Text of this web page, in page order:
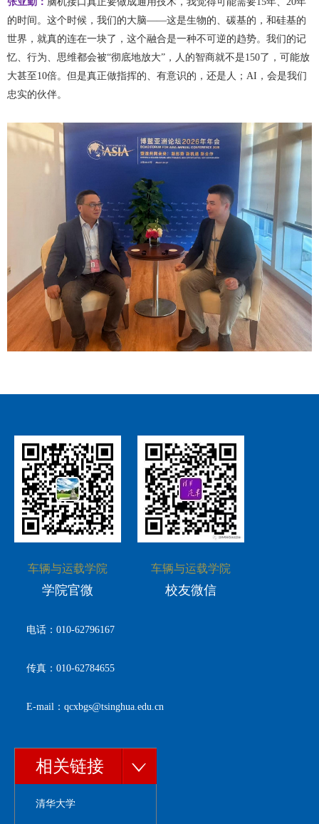
的时间。这个时候，我们的大脑——这是生物的、碳基的，和硅基的
世界，就真的连在一块了，这个融合是一种不可逆的趋势。我们的记
忆、行为、思维都会被“彻底地放大”，人的智商就不是150了，可能放
大甚至10倍。但是真正做指挥的、有意识的，还是人；AI，会是我们
忠实的伙伴。
车辆与运载学院
学院官微
车辆与运载学院
校友微信
电话：010-62796167
传真：010-62784655
E-mail：qcxbgs@tsinghua.edu.cn
相关链接
清华大学